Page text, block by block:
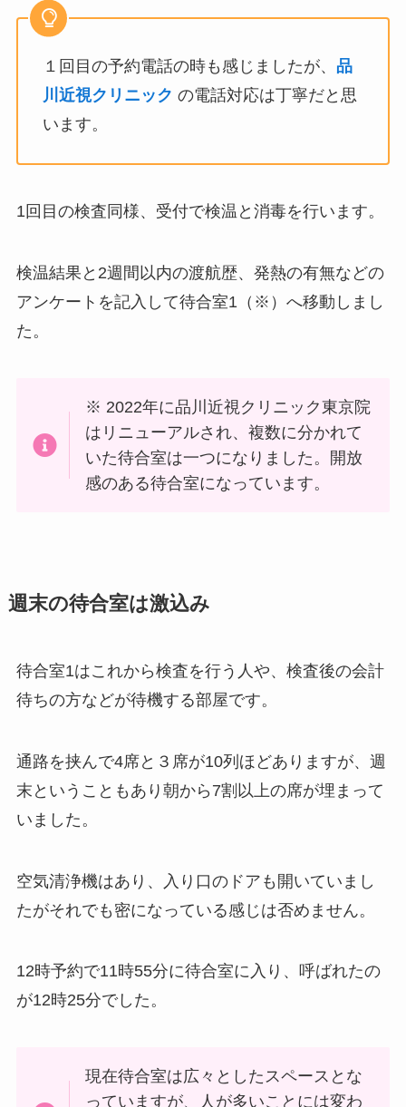
１回目の予約電話の時も感じましたが、 品
川近視クリニック の電話対応は丁寧だと思
います。
1回目の検査同様、受付で検温と消毒を行います。
検温結果と2週間以内の渡航歴、発熱の有無などの
アンケートを記入して待合室1（※）へ移動しまし
た。
※ 2022年に品川近視クリニック東京院
はリニューアルされ、複数に分かれて
いた待合室は一つになりました。開放
感のある待合室になっています。
週末の待合室は激込み
待合室1はこれから検査を行う人や、検査後の会計
待ちの方などが待機する部屋です。
通路を挟んで4席と３席が10列ほどありますが、週
末ということもあり 朝から7割以上の席が埋まって
いました 。
空気清浄機はあり、入り口のドアも開いていまし
たがそれでも密になっている感じは否めません。
12時予約で11時55分に待合室に入り、呼ばれたの
が12時25分でした。
現在待合室は広々としたスペースとな
っていますが、人が多いことには変わ